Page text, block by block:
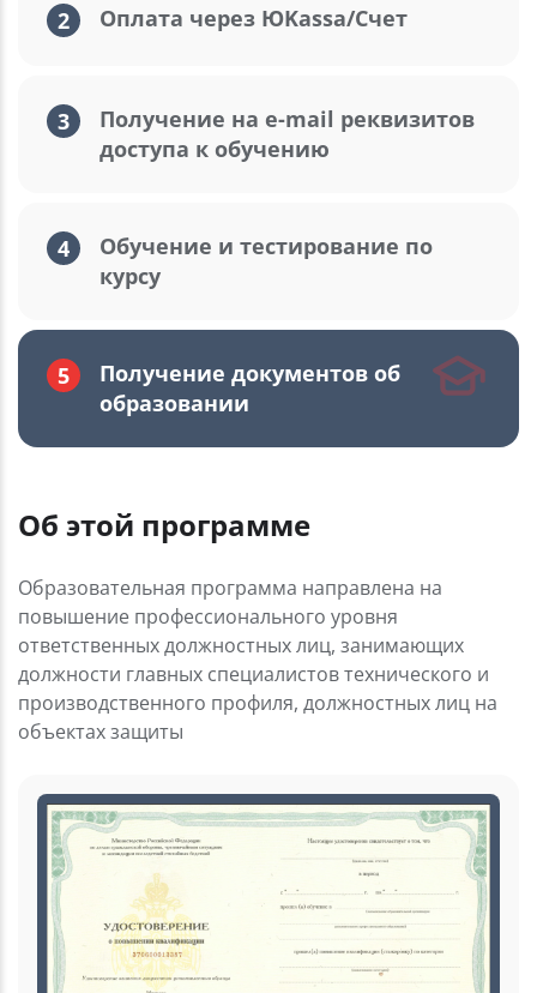
2 Оплата через ЮKassa/Счет
3 Получение на e-mail реквизитов
доступа к обучению
4
Обучение и тестирование по
курсу
5
Получение документов об
образовании
Об этой программе
Образовательная программа направлена на
повышение профессионального уровня
ответственных должностных лиц, занимающих
должности главных специалистов технического и
производственного профиля, должностных лиц на
объектах защиты